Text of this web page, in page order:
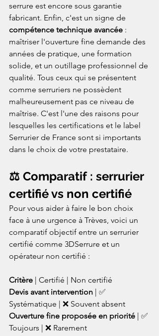
serrure est encore sous garantie
fabricant. Enfin, c'est un signe de
compétence technique avancée :
maîtriser l'ouverture fine demande des
années de pratique, une formation
solide, et un outillage professionnel de
qualité. Tous ceux qui se présentent
comme serruriers ne possèdent
malheureusement pas ce niveau de
maîtrise. C'est l'une des raisons pour
lesquelles les certifications et le label
Serrurier de France sont si importants
dans le choix de votre prestataire.
⚖️ Comparatif : serrurier
certifié vs non certifié
Pour vous aider à faire le bon choix
face à une urgence à Trèves, voici un
comparatif objectif entre un serrurier
certifié comme 3DSerrure et un
opérateur non certifié :
Critère
Devis avant intervention | ✅
Ouverture fine proposée en priorité | ✅